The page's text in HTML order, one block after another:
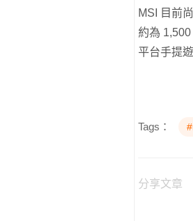
MSI 目前
約為
平台手提
Tags：
分享文章